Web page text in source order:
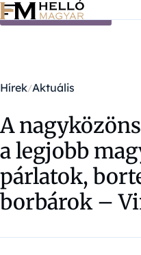
Ugrás a tartalomra
Hírek Aktuális
A
a legjobb
párlatok,
borbárok –